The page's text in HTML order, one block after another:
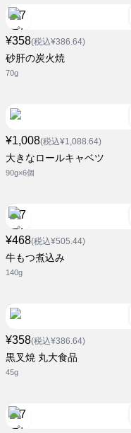
¥358(税込¥386.64)
砂肝の炭火焼
70g
¥1,008(税込¥1,088.64)
大きなロールキャベツ
90g×6個
¥468(税込¥505.44)
牛もつ煮込み
140g
¥358(税込¥386.64)
黒叉焼 丸大食品
45g